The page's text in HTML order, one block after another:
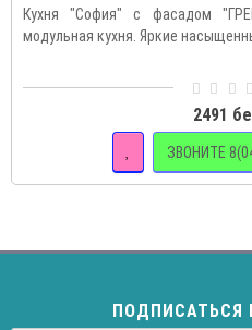
Кухня "София" с фасадом
модульная кухня. Яркие
2491
ЗВОНИТЕ
ПОДПИСАТЬСЯ